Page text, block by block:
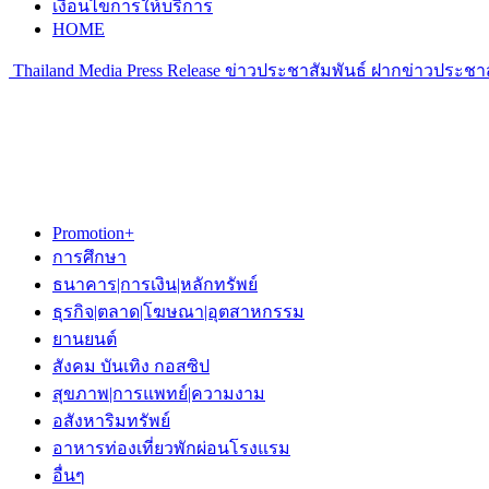
เงื่อนไขการให้บริการ
HOME
Thailand Media Press Release ข่าวประชาสัมพันธ์ ฝากข่าวประ
Promotion+
การศึกษา
ธนาคาร|การเงิน|หลักทรัพย์
ธุรกิจ|ตลาด|โฆษณา|อุตสาหกรรม
ยานยนต์
สังคม บันเทิง กอสซิป
สุขภาพ|การแพทย์|ความงาม
อสังหาริมทรัพย์
อาหารท่องเที่ยวพักผ่อนโรงแรม
อื่นๆ